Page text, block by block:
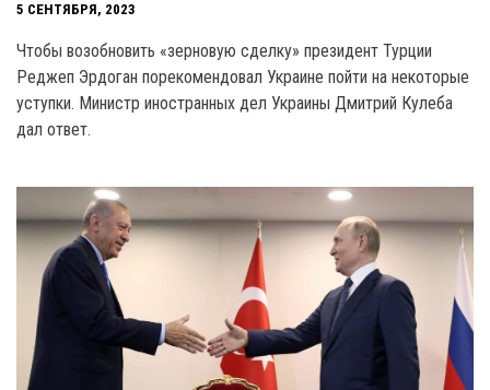
5 СЕНТЯБРЯ, 2023
Чтобы возобновить «зерновую сделку» президент Турции
Реджеп Эрдоган порекомендовал Украине пойти на некоторые
уступки. Министр иностранных дел Украины Дмитрий Кулеба
дал ответ.